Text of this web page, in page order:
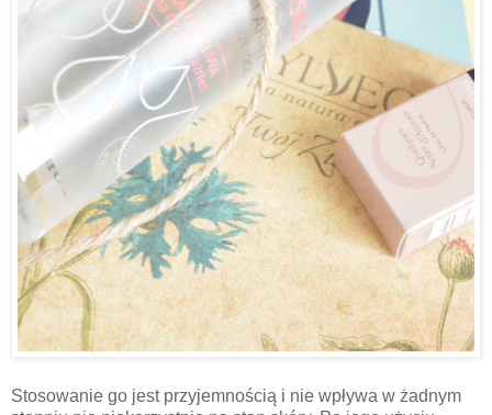
Stosowanie go jest przyjemnością i nie wpływa w żadnym